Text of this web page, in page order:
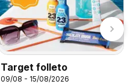
Target folleto
09/08 - 15/08/2026